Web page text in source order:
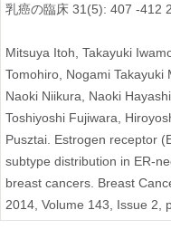
乳癌の臨床 31(5): 407 -412
Mitsuya Itoh, Takayuki
Tomohiro, Nogami Takayuki
Naoki Niikura, Naoki
Toshiyoshi Fujiwara,
Pusztai. Estrogen receptor
subtype distribution in ER-
breast cancers. Breast
2014, Volume 143, Issue 2,